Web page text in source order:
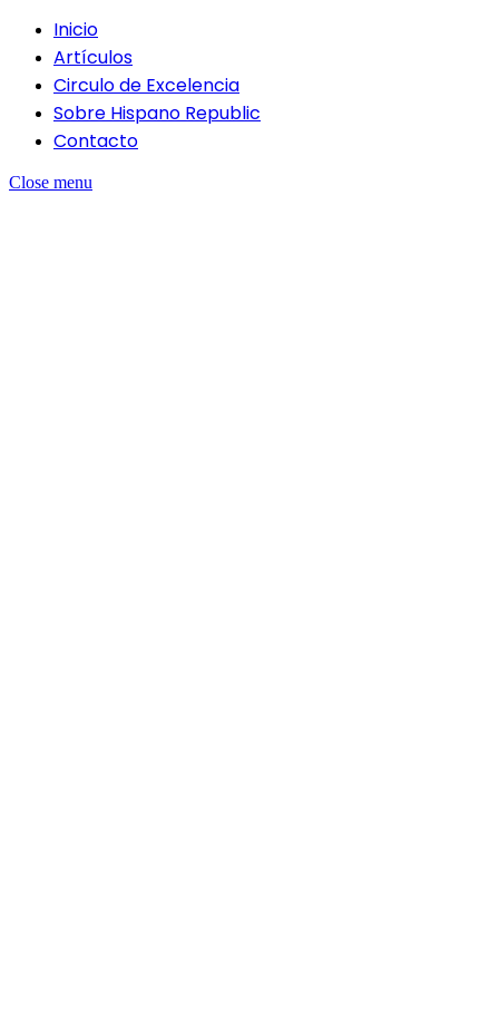
Inicio
Artículos
Circulo de Excelencia
Sobre Hispano Republic
Contacto
Close menu